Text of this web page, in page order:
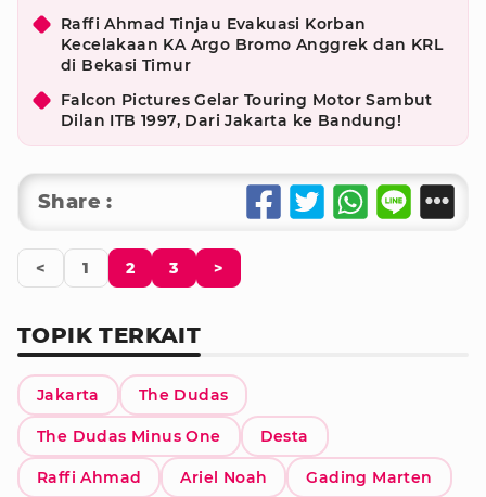
Raffi Ahmad Tinjau Evakuasi Korban
Kecelakaan KA Argo Bromo Anggrek dan KRL
di Bekasi Timur
Falcon Pictures Gelar Touring Motor Sambut
Dilan ITB 1997, Dari Jakarta ke Bandung!
Share :
< 1 2 3 >
TOPIK TERKAIT
Jakarta The Dudas
The Dudas Minus One Desta
Raffi Ahmad Ariel Noah Gading Marten